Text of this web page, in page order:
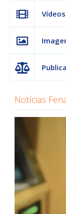
Vídeos
Notícias